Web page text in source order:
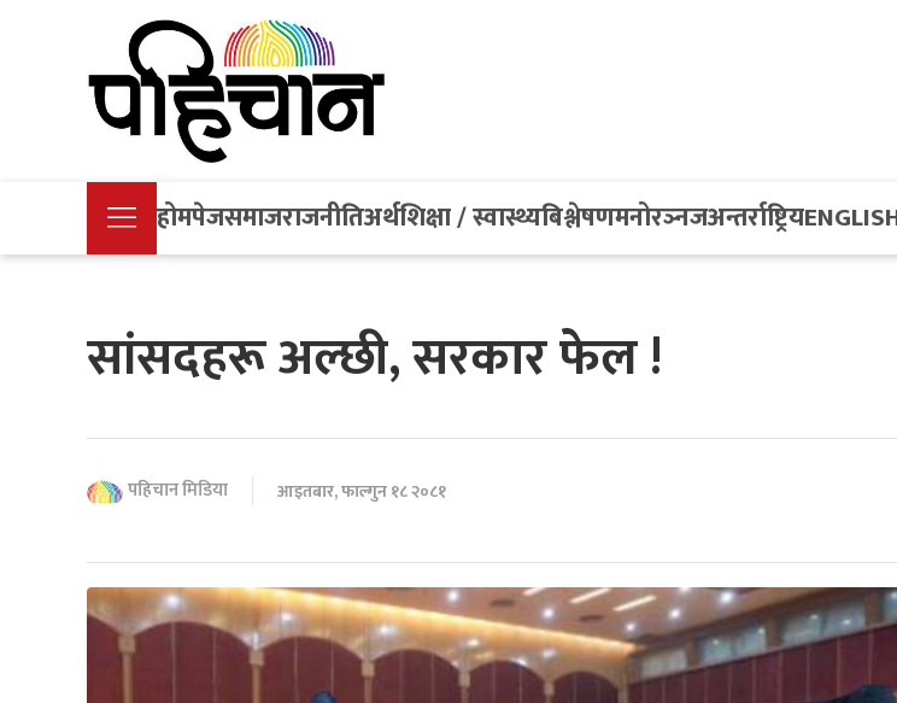
होमपेजसमाजराजनीतिअर्थशिक्षा / स्वास्थ्यबिश्लेषणमनोरञ्नजअन्तर्राष्ट्रिय
सांसदहरू अल्छी, सरकार फेल !
पहिचान मिडिया आइतबार, फाल्गुन १८ २०८१